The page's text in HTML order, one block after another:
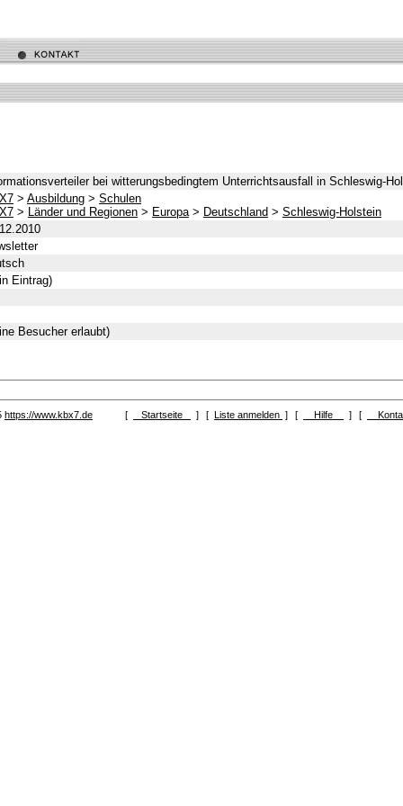
bei witterungsbedingtem Unterrichtsausfall in Schleswig-
> Ausbildung > Schulen
> Länder und Regionen > Europa > Deutschland > Schleswig-Holstein
Eintrag)
Besucher erlaubt)
https://www.kbx7.de [ Startseite ] [ Liste anmelden ] [ Hilfe ] [